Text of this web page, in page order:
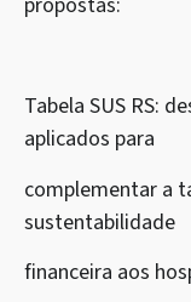
Tabela SUS RS:
aplicados para
complementar a
sustentabilidade
financeira aos